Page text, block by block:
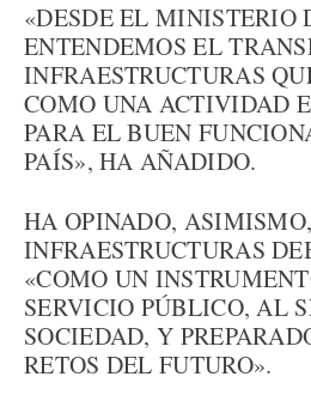
«DESDE EL MINISTERIO
ENTENDEMOS EL
INFRAESTRUCTURAS
COMO UNA ACTIVIDAD
PARA EL BUEN
PAÍS», HA AÑADIDO.
HA OPINADO,
INFRAESTRUCTURAS
«COMO UN
SERVICIO PÚBLICO, AL
SOCIEDAD, Y
RETOS DEL FUTURO».